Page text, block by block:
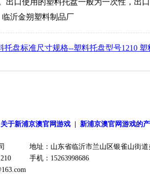
沂金朔塑料制品厂
托盘标准尺寸规格--塑料托盘型号1210 塑
关于新浦京澳官网游戏 新浦京澳官网游戏的
地址：山东省临沂市兰山区银雀山街
手机：15263998686